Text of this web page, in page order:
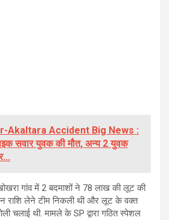
Akaltara Accident Big News :
सवार युवक की मौत, अन्य 2 युवक
गांव में 2 बदमाशों ने 78 लाख की लूट की
राशि लेने टीम निकली थी और लूट के वक्त
चलाई थी. मामले के SP द्वारा गठित स्पेशल